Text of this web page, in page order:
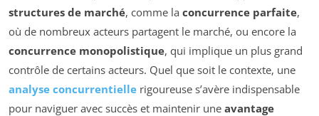
structures de marché, comme la concurrence parfaite,
où de nombreux acteurs partagent le marché, ou encore la
concurrence monopolistique, qui implique un plus grand
contrôle de certains acteurs. Quel que soit le contexte, une
analyse concurrentielle rigoureuse s’avère indispensable
pour naviguer avec succès et maintenir une avantage